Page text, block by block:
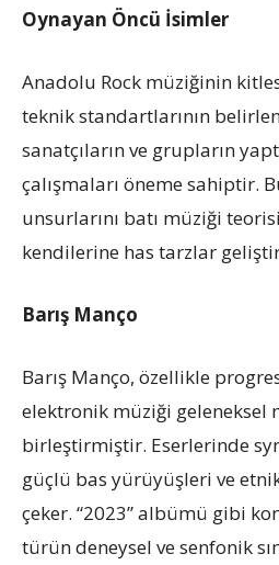
Oynayan Öncü İsimler
Anadolu Rock müziğinin
teknik standartlarının
sanatçıların ve grupların
çalışmaları öneme sahiptir.
unsurlarını batı müziği
kendilerine has tarzlar
Barış Manço
Barış Manço, özellikle
elektronik müziği geleneksel
birleştirmiştir. Eserlerinde
güçlü bas yürüyüşleri ve
çeker. “2023” albümü gibi
türün deneysel ve senfonik